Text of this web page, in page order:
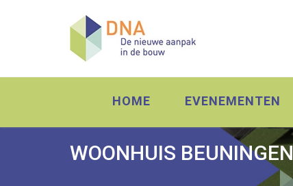
HOME EVENEMENTEN
WOONHUIS BEUNINGEN